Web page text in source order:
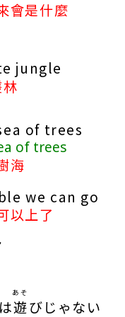
會是什麼
jungle
of trees
of trees
海
we can go
以上了
遊
あそ
びじゃない